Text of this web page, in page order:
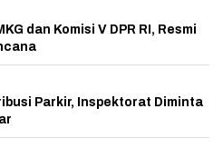
dan Komisi V DPR RI, Resmi
Parkir, Inspektorat Diminta